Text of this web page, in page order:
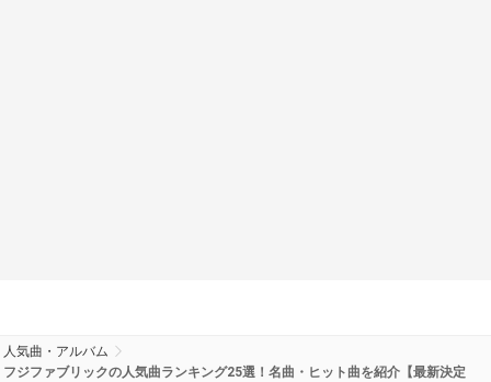
人気曲・アルバム
フジファブリックの人気曲ランキング25選！名曲・ヒット曲を紹介【最新決定